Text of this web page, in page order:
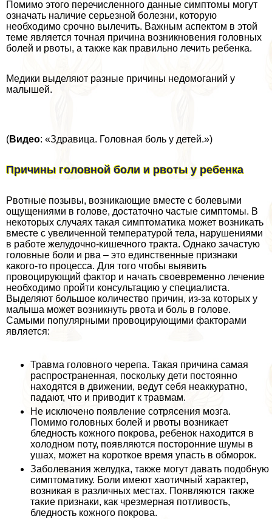
Помимо этого перечисленного данные симптомы могут
означать наличие серьезной болезни, которую
необходимо срочно вылечить. Важным аспектом в этой
теме является точная причина возникновения головных
болей и рвоты, а также как правильно лечить ребенка.
Медики выделяют разные причины недомоганий у
малышей.
(Видео: «Здравица. Головная боль у детей.»)
Причины головной боли и рвоты у ребенка
Рвотные позывы, возникающие вместе с болевыми
ощущениями в голове, достаточно частые симптомы. В
некоторых случаях такая симптоматика может возникать
вместе с увеличенной температурой тела, нарушениями
в работе желудочно-кишечного тpaкта. Однако зачастую
головные боли и рва – это единственные признаки
какого-то процесса. Для того чтобы выявить
провоцирующий фактор и начать своевременно лечение
необходимо пройти консультацию у специалиста.
Выделяют большое количество причин, из-за которых у
малыша может возникнуть рвота и боль в голове.
Самыми популярными провоцирующими факторами
является:
Травма головного черепа. Такая причина самая
распространенная, поскольку дети постоянно
находятся в движении, ведут себя неаккуратно,
падают, что и приводит к травмам.
Не исключено появление сотрясения мозга.
Помимо головных болей и рвоты возникает
бледность кожного покрова, ребенок находится в
холодном поту, появляются посторонние шумы в
ушах, может на короткое время упасть в обморок.
Заболевания желудка, также могут давать подобную
симптоматику. Боли имеют хаотичный хаpaктер,
возникая в различных местах. Появляются также
такие признаки, как чрезмерная потливость,
бледность кожного покрова.